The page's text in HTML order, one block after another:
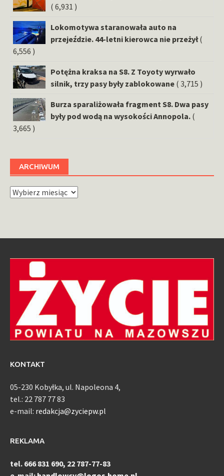
( 6,931 )
Lokomotywa staranowała auto na
przejeździe. 44-letni kierowca nie przeżył (
6,556 )
Potężna kraksa na S8. Z Toyoty wyrwało
silnik, trzy pasy były zablokowane ( 3,715 )
Burza sparaliżowała fragment S8. Dwa pasy
były pod wodą na wysokości Annopola. (
3,665 )
ARCHIWUM
Archiwum
KONTAKT
05-230 Kobyłka, ul. Napoleona 4,
tel.: 22 787 77 83
e-mail: redakcja@zyciepw.pl
REKLAMA
tel. 666 831 690, 22 787-77-83